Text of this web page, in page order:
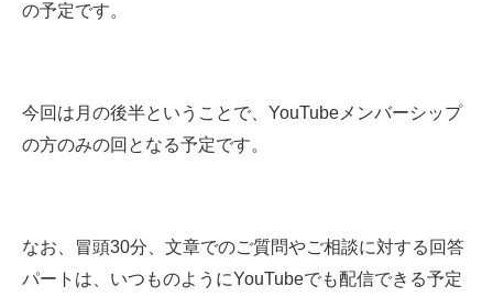
の予定です。
今回は月の後半ということで、YouTubeメンバーシップ
の方のみの回となる予定です。
なお、冒頭30分、文章でのご質問やご相談に対する回答
パートは、いつものようにYouTubeでも配信できる予定